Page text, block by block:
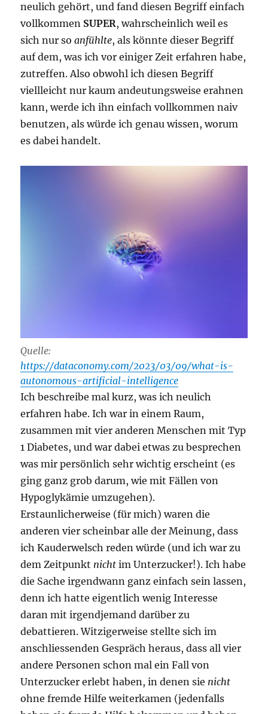
(am
04.08.2026
ab
Uhr)
im
G-
neulich gehört, und fand diesen Begriff einfach
vollkommen SUPER, wahrscheinlich weil es
sich nur soanfühlte, als könnte dieser Begriff
auf dem, was ich vor einiger Zeit erfahren habe,
zutreffen. Also obwohl ich diesen Begriff
viellleicht nur kaum andeutungsweise erahnen
kann, werde ich ihn einfach vollkommen naiv
benutzen, als würde ich genau wissen, worum
es dabei handelt.
Quelle:
https://dataconomy.com/2023/03/09/what-is-
autonomous-artificial-intelligence
Ich beschreibe mal kurz, was ich neulich
erfahren habe. Ich war in einem Raum,
zusammen mit vier anderen Menschen mit Typ
1 Diabetes, und war dabei etwas zu besprechen
was mir persönlich sehr wichtig erscheint (es
ging ganz grob darum, wie mit Fällen von
Hypoglykämie umzugehen).
Erstaunlicherweise (für mich) waren die
anderen vier scheinbar alle der Meinung, dass
ich Kauderwelsch reden würde (und ich war zu
dem Zeitpunkt nicht im Unterzucker!). Ich habe
die Sache irgendwann ganz einfach sein lassen,
denn ich hatte eigentlich wenig Interesse
daran mit irgendjemand darüber zu
debattieren. Witzigerweise stellte sich im
anschliessenden Gespräch heraus, dass all vier
andere Personen schon mal ein Fall von
Unterzucker erlebt haben, in denen sie nicht
ohne fremde Hilfe weiterkamen (jedenfalls